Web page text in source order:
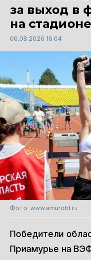
за выход в
на
06.08.2026 16:04
Фото: www.amurobl.ru
Победители
Приамурье на